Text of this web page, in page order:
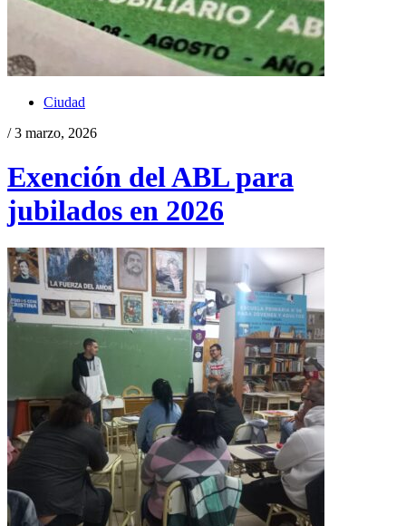
Ciudad
/ 3 marzo, 2026
Exención del ABL para
jubilados en 2026